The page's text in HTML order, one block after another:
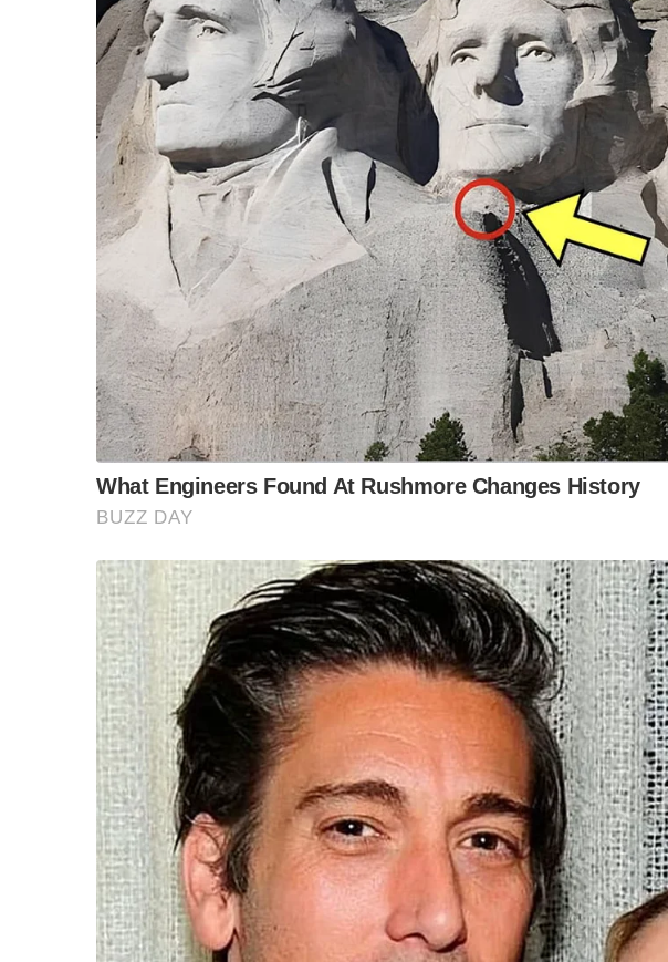
แพร่พระราชดำริในพระบาทสมเด็จพระบรมชนกาธิเบศร มหาภูมิพลอ
เรื่อง “คนอยู่ร่วมกับป่า” และพระราชดำริใน สมเด็จพระกนิษฐาธิราชเ
สยามบรมราชกุมารี ที่พระราชทานผ่านมูลนิธิชัยพัฒนา ให้นำเมล็ดพัน
ประชาชนจีน มาศึกษาทดลองปลูกในประเทศไทย เพื่อเป็นการสร้างอง
และกระตุ้นให้คนไทยใส่ใจในสุขภาพ
โดยในวันเปิดงานได้รับเกียรติจาก ดร.สุเมธ ตันติเวชกุล กรรมการและเ
ประธานเปิดงาน และมี คุณลลิต ถนอมสิงห์ รองเลขาธิการมูลนิธิชัยพัฒน
และรองเหรัญญิกมูลนิธิชัยพัฒนา และคุณชัยรัตน์ เพชรดากูล ผู้อำนวยก
บริษัท เดอะมอลล์ กรุ๊ป จำกัด ร่วมงาน
โดย ดร.สุเมธ ได้กล่าวถึง “น้ำมันเมล็ดชา ภัทรพัฒน์” ว่า “น้ำมันเมล็ด
ภาคภูมิใจของมูลนิธิชัยพัฒนา อันเป็นพระราชดำริในพระบาทสมเด็จพ
อดุลยเดชมหาราช บรมนาถบพิตร ได้ทรงดำริให้ทดลองปลูกและพัฒ
เปรียบดั่งน้ำมันมะกอกแห่งตะวันออก หรือน้ำมันเมล็ดชา เนื่องด้วยมีคุณ
ทาผิวได้ รวมถึง ใช้ประกอบอาหารได้เป็นอย่างดี นอกจากนั้น ยังมีสรร
ผลิตภัณฑ์ดีๆ เราจึงอยากให้ประชาชนคนไทยได้เปิดใจและลองใช้ด้วย
มากขึ้น เช่นใน กูร์เมต์ มาร์เก็ต และมูลนิธิชัยพัฒนาจะยังคงเดินหน้าพัฒน
ผลิตภัณฑ์ดีๆ เพื่อสร้างประโยชน์สุขบนแผ่นดินนี้สืบไป ”
นอกจากนี้ นายชัยรัตน์ เพชรดากูล ได้กล่าวถึงความร่วมมือในการจัดงาน
ยินดีและภาคภูมิใจเป็นอย่างยิ่งที่ มูลนิธิชัยพัฒนา ได้ให้เกียรติ กูร์เมต์ มา
งาน “เทศกาลน้ำมันเมล็ดชา ภัทรพัฒน์” มูลนิธิชัยพัฒนา สัญจร ซึ่งครั้งนี้
มือในการสัญจรเพื่อเผยแพร่ความรู้เรื่องคุณประโยชน์ของน้ำมันเมล็ดช
คนไทยสามารถเข้าถึงและบริโภคสินค้าที่ดีมีคุณภาพ อย่าง น้ำมันเมล็ด
พอื่นๆ ภายใต้แบรนด์ “ภัทรพัฒน์” นอกจากนี้ กูร์เมต์ มาร์เก็ต ยังเดินห
ผนึกกำลังความร่วมมือจากพันธมิตรทางธุรกิจในการรวบรวมผลิตภัณฑ์
จำหน่ายเพิ่มเติม เพื่อเป็นทางเลือกที่หลากหลายให้กับผู้บริโภคได้เข้า
S
e
a
h
f
o
r